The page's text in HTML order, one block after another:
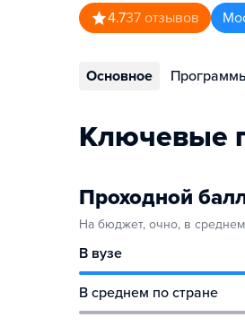
4.737 отзывов
Основное
Ключевые
Проходной
На бюджет, очно, в
В вузе
В среднем по стране